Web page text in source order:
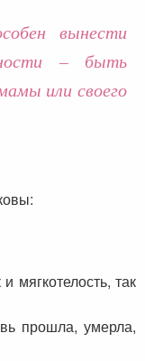
вынести
– быть
или своего
мягкотелость, так
прошла, умерла,